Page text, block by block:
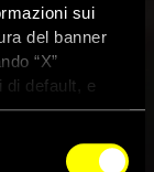
sui
del banner
“X”
di default, e
con i cookie